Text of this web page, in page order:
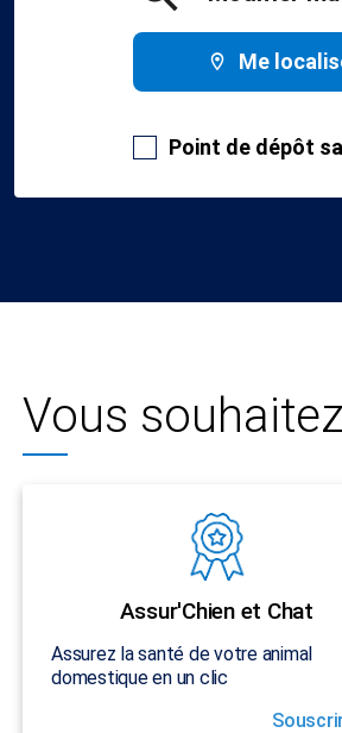
Me
Point de dépôt
Vous
Assur'Chien et Chat
Assurez la santé de votre animal
domestique en un clic